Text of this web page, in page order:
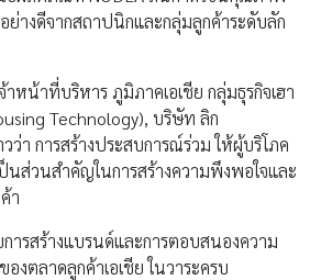
ย่างดีจากสถาปนิกและกลุ่มลูกค้าระดับลัก
าหน้าที่บริหาร ภูมิภาคเอเชีย กลุ่มธุรกิจเฮา
Technology), บริษัท ลิก
ว่า การสร้างประสบการณ์ร่วม ให้ผู้บริโภค
นส่วนสำคัญในการสร้างความพึงพอใจและ
า
ารสร้างแบรนด์และการตอบสนองความ
งตลาดลูกค้าเอเชีย ในวาระครบ